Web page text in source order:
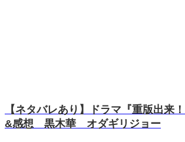
【ネタバレあり】ドラマ『重版出来
&感想 黒木華 オダギリジョー